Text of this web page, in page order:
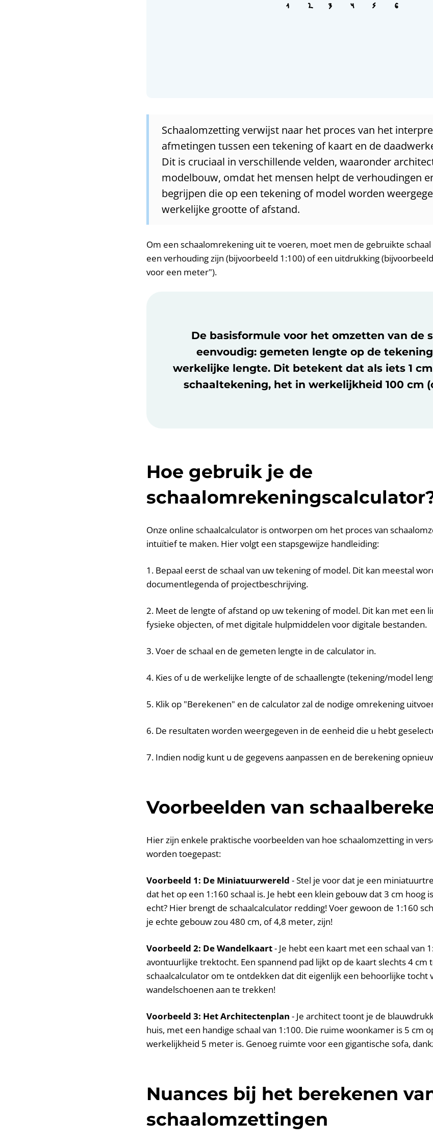
Schaalomzetting verwijst naar het proces van het
afmetingen tussen een tekening of kaart en de
Dit is cruciaal in verschillende velden, waaronder
modelbouw, omdat het mensen helpt de verhoudingen
begrijpen die op een tekening of model worden
werkelijke grootte of afstand.
Om een schaalomrekening uit te voeren, moet men de gebruikte schaal
een verhouding zijn (bijvoorbeeld 1:100) of een uitdrukking
voor een meter").
De basisformule voor het omzetten van de
eenvoudig: gemeten lengte op de tekening
werkelijke lengte. Dit betekent dat als iets 1 cm
schaaltekening, het in werkelijkheid 100 cm
Hoe gebruik je de
Onze online schaalcalculator is ontworpen om het proces van
intuïtief te maken. Hier volgt een stapsgewijze handleiding:
1. Bepaal eerst de schaal van uw tekening of model. Dit kan meestal
documentlegenda of projectbeschrijving.
2. Meet de lengte of afstand op uw tekening of model. Dit kan met een
fysieke objecten, of met digitale hulpmiddelen voor digitale bestanden.
3. Voer de schaal en de gemeten lengte in de calculator in.
4. Kies of u de werkelijke lengte of de schaallengte (tekening/model
5. Klik op "Berekenen" en de calculator zal de nodige omrekening
6. De resultaten worden weergegeven in de eenheid die u hebt
7. Indien nodig kunt u de gegevens aanpassen en de berekening
Voorbeelden van
Hier zijn enkele praktische voorbeelden van hoe schaalomzetting in
worden toegepast:
Voorbeeld 1: De Miniatuurwereld - Stel je voor dat je een
dat het op een 1:160 schaal is. Je hebt een klein gebouw dat 3 cm hoog
echt? Hier brengt de schaalcalculator redding! Voer gewoon de 1:160
je echte gebouw zou 480 cm, of 4,8 meter, zijn!
Voorbeeld 2: De Wandelkaart- Je hebt een kaart met een schaal van
avontuurlijke trektocht. Een spannend pad lijkt op de kaart slechts 4 cm
schaalcalculator om te ontdekken dat dit eigenlijk een behoorlijke tocht
wandelschoenen aan te trekken!
Voorbeeld 3: Het Architectenplan - Je architect toont je de
huis, met een handige schaal van 1:100. Die ruime woonkamer is 5 cm
werkelijkheid 5 meter is. Genoeg ruimte voor een gigantische sofa,
Nuances bij het berekenen
schaalomzettingen